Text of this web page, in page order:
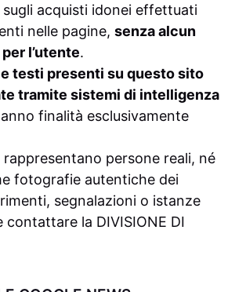
sugli acquisti idonei effettuati
nelle pagine, senza alcun
l’utente.
testi presenti su questo sito
tramite sistemi di intelligenza
finalità esclusivamente
persone reali, né
fotografie autentiche dei
segnalazioni o istanze
contattare la DIVISIONE DI